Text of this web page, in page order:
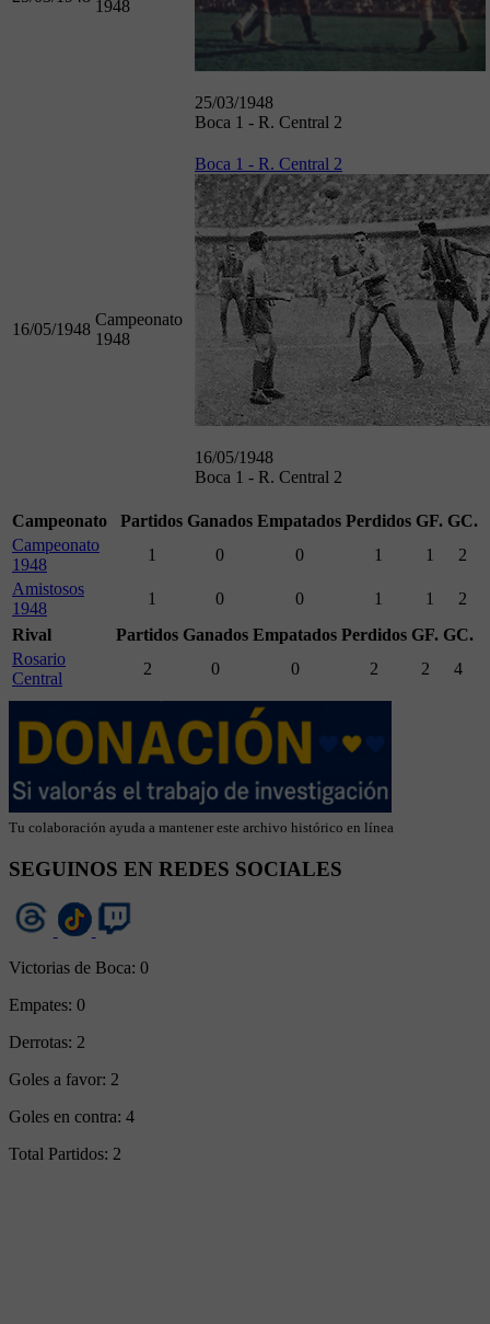
1948
25/03/1948
Boca 1 - R. Central 2
16/05/1948
Campeonato
1948
Boca 1 - R. Central 2
16/05/1948
Boca 1 - R. Central 2
Campeonato Partidos Ganados Empatados Perdidos GF. GC.
Campeonato
1948
1 0 0 1 1
2
Amistosos
1948
1 0 0 1 1
2
Rival
Partidos Ganados Empatados Perdidos GF. GC.
Rosario
Central
2 0 0 2 2 4
Tu colaboración ayuda a mantener este archivo histórico en línea
SEGUINOS EN REDES SOCIALES
Victorias de Boca: 0
Empates: 0
Derrotas: 2
Goles a favor: 2
Goles en contra: 4
Total Partidos: 2